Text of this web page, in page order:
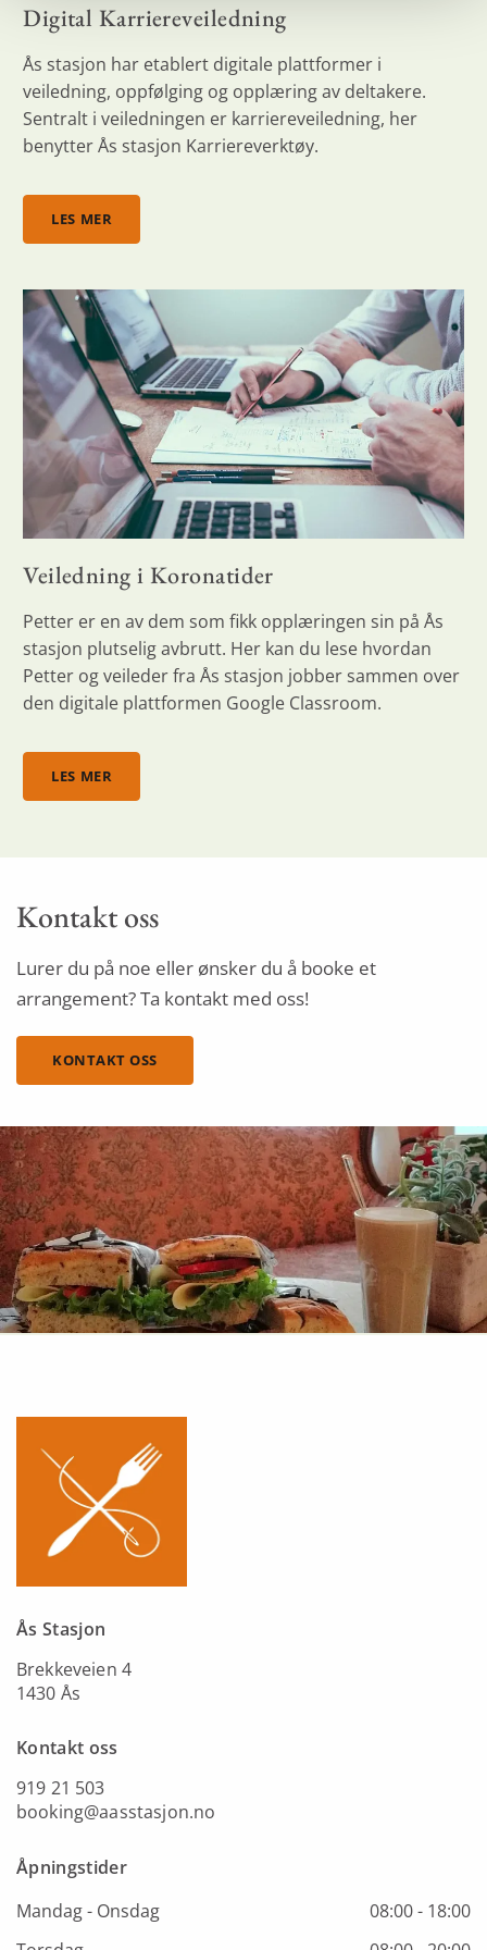
Digital Karriereveiledning
Ås stasjon har etablert digitale plattformer i
veiledning, oppfølging og opplæring av deltakere.
Sentralt i veiledningen er karriereveiledning, her
benytter Ås stasjon Karriereverktøy.
LES MER
Veiledning i Koronatider
Petter er en av dem som fikk opplæringen sin på Ås
stasjon plutselig avbrutt. Her kan du lese hvordan
Petter og veileder fra Ås stasjon jobber sammen over
den digitale plattformen Google Classroom.
LES MER
Kontakt oss
Lurer du på noe eller ønsker du å booke et
arrangement? Ta kontakt med oss!
KONTAKT OSS
Ås Stasjon
Brekkeveien 4
1430 Ås
Kontakt oss
919 21 503
booking@aasstasjon.no
Åpningstider
Mandag - Onsdag
08:00 - 18:00